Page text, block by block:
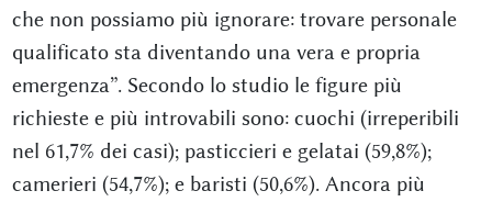
che non possiamo più ignorare: trovare personale
qualificato sta diventando una vera e propria
emergenza”. Secondo lo studio le figure più
richieste e più introvabili sono: cuochi (irreperibili
nel 61,7% dei casi); pasticcieri e gelatai (59,8%);
camerieri (54,7%); e baristi (50,6%). Ancora più